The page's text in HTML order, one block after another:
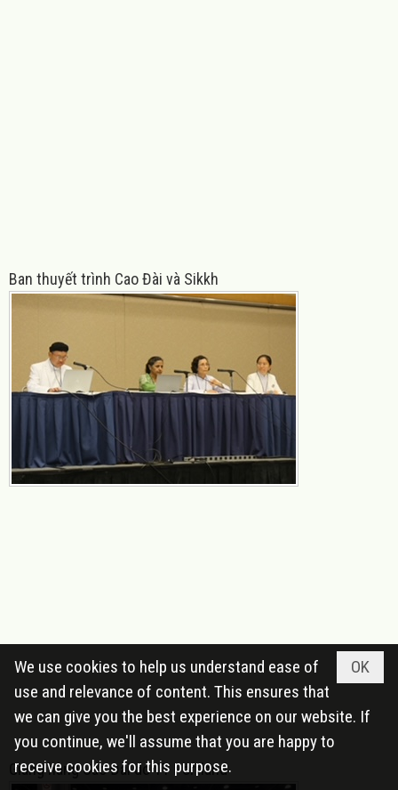
Ban thuyết trình Cao Đài và Sikkh
Giang hàng Cao Đài do TT Portland
OK
We use cookies to help us understand ease of
use and relevance of content. This ensures that
we can give you the best experience on our website. If
you continue, we'll assume that you are happy to
receive cookies for this purpose.